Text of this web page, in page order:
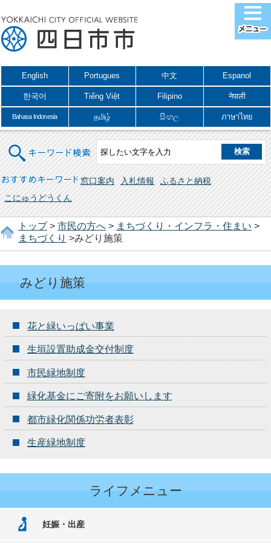
English Portugues 中文 Espanol
한국어 Tiếng Việt Filipino नेपाली
Bahasa Indonesia தமிழ் සිංහල ภาษาไทย
キーワード検索
おすすめキーワード 窓口案内 入札情報
ふるさと納税
こにゅうどうくん
トップ> 市民の方へ > まちづくり・インフラ・住まい >
まちづくり >みどり施策
みどり施策
花と緑いっぱい事業
生垣設置助成金交付制度
市民緑地制度
緑化基金にご寄附をお願いします
都市緑化関係功労者表彰
生産緑地制度
ライフメニュー
妊娠・出産